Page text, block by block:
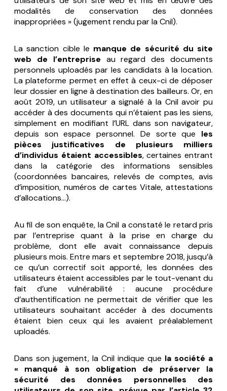
modalités de conservation des données
inappropriées »(jugement rendu par la Cnil).
La sanction cible le manque de sécurité du site
web de l’entreprise au regard des documents
personnels uploadés par les candidats à la location.
La plateforme permet en effet à ceux-ci de déposer
leur dossier en ligne à destination des bailleurs. Or, en
août 2019, un utilisateur a signalé à la Cnil avoir pu
accéder à des documents qui n’étaient pas les siens,
simplement en modifiant l’URL dans son navigateur,
depuis son espace personnel. De sorte que les
pièces justificatives de plusieurs milliers
d’individus étaient accessibles, certaines entrant
dans la catégorie des informations sensibles
(coordonnées bancaires, relevés de comptes, avis
d’imposition, numéros de cartes Vitale, attestations
d’allocations…).
Au fil de son enquête, la Cnil a constaté le retard pris
par l’entreprise quant à la prise en charge du
problème, dont elle avait connaissance depuis
plusieurs mois. Entre mars et septembre 2018, jusqu’à
ce qu’un correctif soit apporté, les données des
utilisateurs étaient accessibles par le tout-venant du
fait d’une vulnérabilité : aucune procédure
d’authentification ne permettait de vérifier que les
utilisateurs souhaitant accéder à des documents
étaient bien ceux qui les avaient préalablement
uploadés.
Dans son jugement, la Cnil indique que la société a
« manqué à son obligation de préserver la
sécurité des données personnelles des